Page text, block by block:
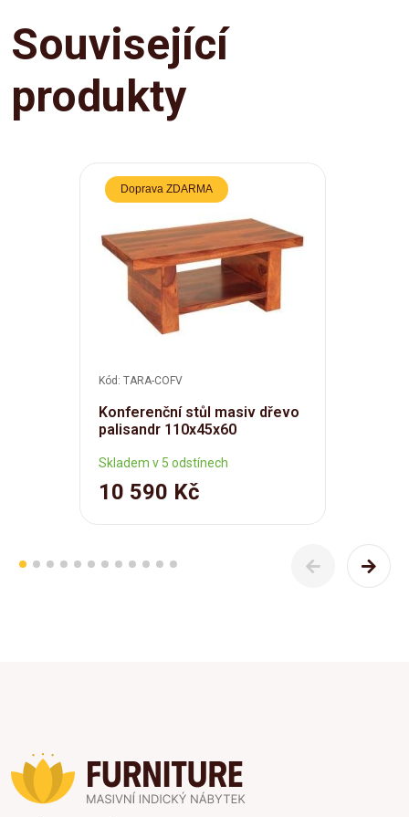
Související
produkty
Doprava ZDARMA
Kód: TARA-COFV
Konferenční stůl masiv dřevo
palisandr 110x45x60
Skladem v 5 odstínech
10 590 Kč